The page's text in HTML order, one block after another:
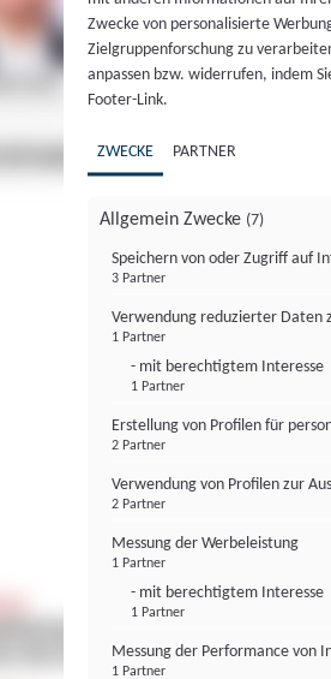
Zwecke von personalisierte
Zielgruppenforschung zu
anpassen bzw. widerrufen, indem
Footer-Link.
ZWECKE PARTNER
Allgemein Zwecke (7)
Speichern von oder Zugriff auf
3 Partner
Verwendung reduzierter Daten
1 Partner
- mit berechtigtem Interesse
1 Partner
Erstellung von Profilen für
2 Partner
Verwendung von Profilen zur
2 Partner
Messung der Werbeleistung
1 Partner
- mit berechtigtem Interesse
1 Partner
Messung der Performance von
1 Partner